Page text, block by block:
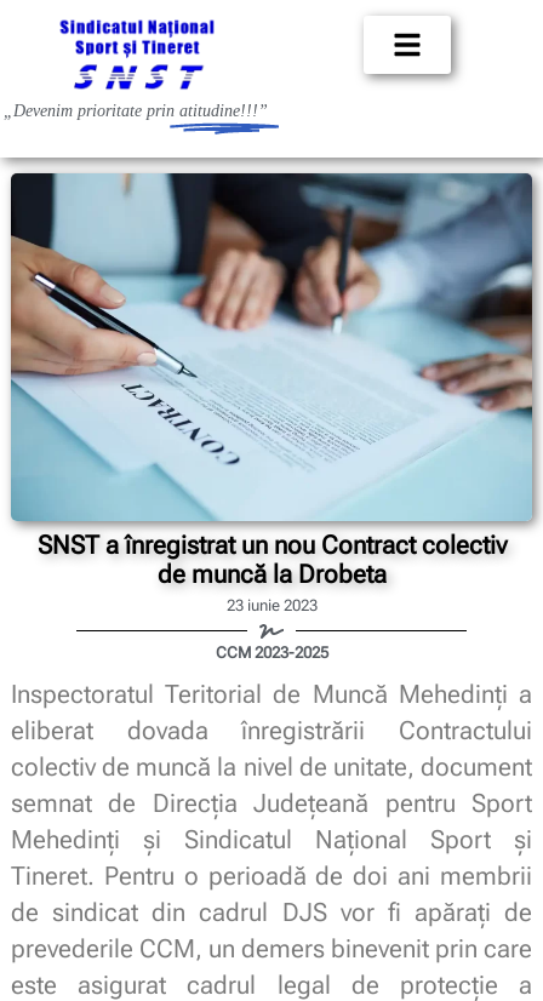
„Devenim prioritate prin atitudine!!!”
SNST a înregistrat un nou Contract colectiv
de muncă la Drobeta
23 iunie 2023
CCM 2023-2025
Inspectoratul Teritorial de Muncă Mehedinți a
eliberat dovada înregistrării Contractului
colectiv de muncă la nivel de unitate, document
semnat de Direcția Județeană pentru Sport
Mehedinți și Sindicatul Național Sport și
Tineret. Pentru o perioadă de doi ani membrii
de sindicat din cadrul DJS vor fi apărați de
prevederile CCM, un demers binevenit prin care
este asigurat cadrul legal de protecție a